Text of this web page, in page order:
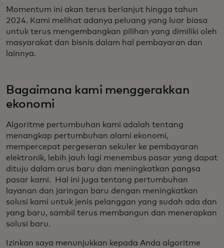
Momentum ini akan terus berlanjut hingga tahun
2024. Kami melihat adanya peluang yang luar biasa
untuk terus mengembangkan pilihan yang dimiliki oleh
masyarakat dan bisnis dalam hal pembayaran dan
lainnya.
Bagaimana kami menggerakkan
ekonomi
Algoritme pertumbuhan kami adalah tentang
menangkap pertumbuhan alami ekonomi,
mempercepat pergeseran sekuler ke pembayaran
elektronik, lebih jauh lagi menembus pasar yang dapat
dituju dalam arus baru dan meningkatkan pangsa
pasar kami. Hal ini juga tentang pertumbuhan
layanan dan jaringan baru dengan meningkatkan
solusi kami untuk jenis pelanggan yang sudah ada dan
yang baru, sambil terus membangun dan menerapkan
solusi baru.
Izinkan saya menunjukkan kepada Anda algoritme